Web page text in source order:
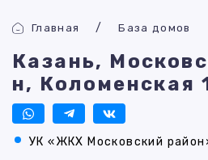
Главная База домов
Казань,
н, Коломенская
УК «ЖКХ Московский